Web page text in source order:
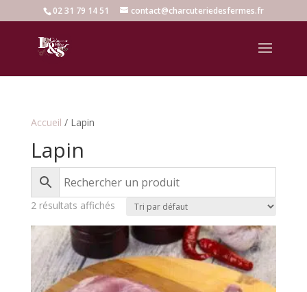
02 31 79 14 51 contact@charcuteriedesfermes.fr
Accueil / Lapin
Lapin
2 résultats affichés